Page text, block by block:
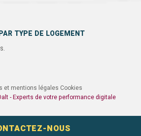
TYPE DE LOGEMENT
.
et mentions légales Cookies
- Experts de votre performance digitale
NOUS